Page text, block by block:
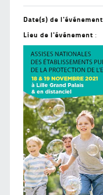
Date(s) de l'événement
Lieu de l'événement :